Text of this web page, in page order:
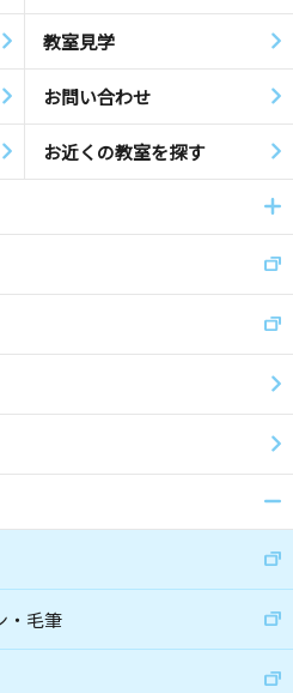
教室見学
お問い合わせ
お近くの教室を探す
・毛筆